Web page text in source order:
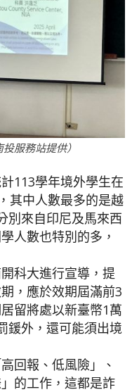
服務站提供）
113學年境外學生在
其中人數最多的是越
別來自印尼及馬來西
人數也特別的多，
科大進行宣導，提
，應於效期屆滿前3
留將處以新臺幣1萬
鍰外，還可能須出境
回報、低風險」、
的工作，這都是詐